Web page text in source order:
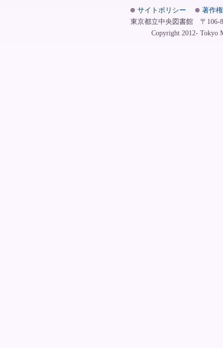
サイトポリシー
著作
東京都立中央図書館 〒106-
Copyright 2012- Tokyo